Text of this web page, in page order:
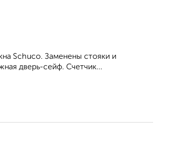
Schuco. Заменены стояки и
дверь-сейф. Счетчик...